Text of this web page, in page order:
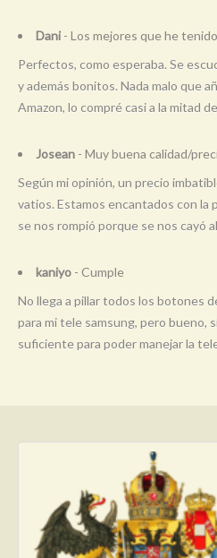
Dani - Los mejores que he
Perfectos, como esperaba. Se
y además bonitos. Nada malo que
Amazon, lo compré casi a la mitad
Josean - Muy buena calidad/
Según mi opinión, un precio
vatios. Estamos encantados con la
se nos rompió porque se nos cayó
kaniyo - Cumple
No llega a pillar todos los botones
para mi tele samsung, pero bueno,
suficiente para poder manejar la